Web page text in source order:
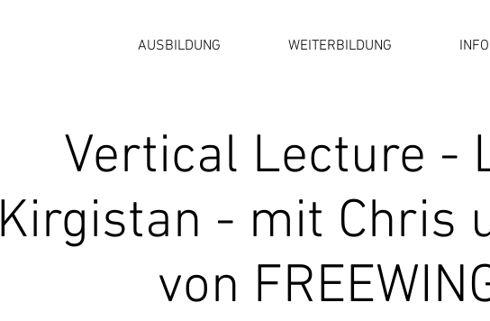
AUSBILDUNG WEITERBILDUNG
Vertical Lecture -
Kirgistan - mit Chris
von